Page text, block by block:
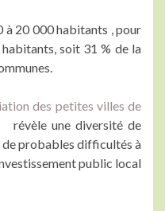
à 20 000 habitants , pour
soit 31 % de la
des petites villes de
révèle une diversité de
de probables difficultés à
public local